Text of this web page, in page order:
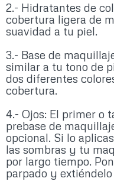
2.- Hidratantes de
cobertura ligera de
suavidad a tu piel.
3.- Base de
similar a tu tono de
dos diferentes
cobertura.
4.- Ojos: El primer o
prebase de
opcional. Si lo
las sombras y tu
por largo tiempo.
parpado y